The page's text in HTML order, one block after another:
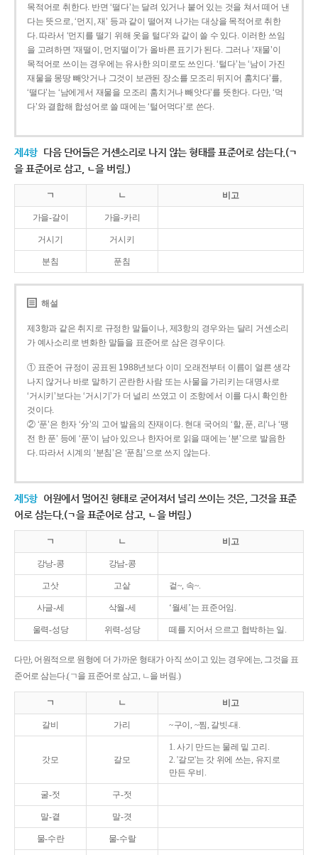
목적어로 취한다. 반면 ‘떨다’는 달려 있거나 붙어 있는 것을 쳐서 떼어 낸
다는 뜻으로, ‘먼지, 재’ 등과 같이 떨어져 나가는 대상을 목적어로 취한
다. 따라서 ‘먼지를 떨기 위해 옷을 털다’와 같이 쓸 수 있다. 이러한 쓰임
을 고려하면 ‘재떨이, 먼지떨이’가 올바른 표기가 된다. 그러나 ‘재물’이
목적어로 쓰이는 경우에는 유사한 의미로도 쓰인다. ‘털다’는 ‘남이 가진
재물을 몽땅 빼앗거나 그것이 보관된 장소를 모조리 뒤지어 훔치다’를,
‘떨다’는 ‘남에게서 재물을 모조리 훔치거나 빼앗다’를 뜻한다. 다만, ‘먹
다’와 결합해 합성어로 쓸 때에는 ‘털어먹다’로 쓴다.
제4항 다음 단어들은 거센소리로 나지 않는 형태를 표준어로 삼는다.(ㄱ
을 표준어로 삼고, ㄴ을 버림.)
ㄱ ㄴ 비고
가을-갈이 가을-카리
거시기 거시키
분침 푼침
해설
제3항과 같은 취지로 규정한 말들이나, 제3항의 경우와는 달리 거센소리
가 예사소리로 변화한 말들을 표준어로 삼은 경우이다.
① 표준어 규정이 공표된 1988년보다 이미 오래전부터 이름이 얼른 생각
나지 않거나 바로 말하기 곤란한 사람 또는 사물을 가리키는 대명사로
‘거시키’보다는 ‘거시기’가 더 널리 쓰였고 이 조항에서 이를 다시 확인한
것이다.
② ‘푼’은 한자 ‘分’의 고어 발음의 잔재이다. 현대 국어의 ‘할, 푼, 리’나 ‘땡
전 한 푼’ 등에 ‘푼’이 남아 있으나 한자어로 읽을 때에는 ‘분’으로 발음한
다. 따라서 시계의 ‘분침’은 ‘푼침’으로 쓰지 않는다.
제5항 어원에서 멀어진 형태로 굳어져서 널리 쓰이는 것은, 그것을 표준
어로 삼는다.(ㄱ을 표준어로 삼고, ㄴ을 버림.)
ㄱ ㄴ 비고
강낭-콩 강남-콩
고삿 고샅 겉~, 속~.
사글-세 삭월-세 ‘월세’는 표준어임.
울력-성당 위력-성당 떼를 지어서 으르고 협박하는 일.
다만, 어원적으로 원형에 더 가까운 형태가 아직 쓰이고 있는 경우에는, 그것을 표
준어로 삼는다.(ㄱ을 표준어로 삼고, ㄴ을 버림.)
ㄱ ㄴ 비고
갈비 가리 ~구이, ~찜, 갈빗-대.
갓모 갈모
1. 사기 만드는 물레 밑 고리.
2. '갈모'는 갓 위에 쓰는, 유지로
만든 우비.
굴-젓 구-젓
말-곁 말-겻
물-수란 물-수랄